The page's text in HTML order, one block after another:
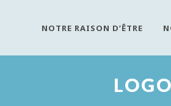
NOTRE RAISON D’ÊTRE